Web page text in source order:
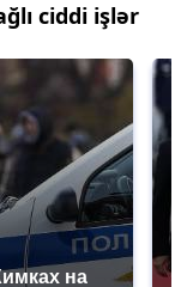
ciddi işlər
на